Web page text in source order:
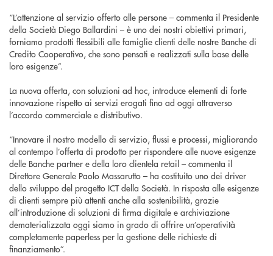
“L’attenzione al servizio offerto alle persone – commenta il Presidente
della Società Diego Ballardini – è uno dei nostri obiettivi primari,
forniamo prodotti flessibili alle famiglie clienti delle nostre Banche di
Credito Cooperativo, che sono pensati e realizzati sulla base delle
loro esigenze”.
La nuova offerta, con soluzioni ad hoc, introduce elementi di forte
innovazione rispetto ai servizi erogati fino ad oggi attraverso
l’accordo commerciale e distributivo.
“Innovare il nostro modello di servizio, flussi e processi, migliorando
al contempo l’offerta di prodotto per rispondere alle nuove esigenze
delle Banche partner e della loro clientela retail – commenta il
Direttore Generale Paolo Massarutto – ha costituito uno dei driver
dello sviluppo del progetto ICT della Società. In risposta alle esigenze
di clienti sempre più attenti anche alla sostenibilità, grazie
all’introduzione di soluzioni di firma digitale e archiviazione
dematerializzata oggi siamo in grado di offrire un’operatività
completamente paperless per la gestione delle richieste di
finanziamento”.